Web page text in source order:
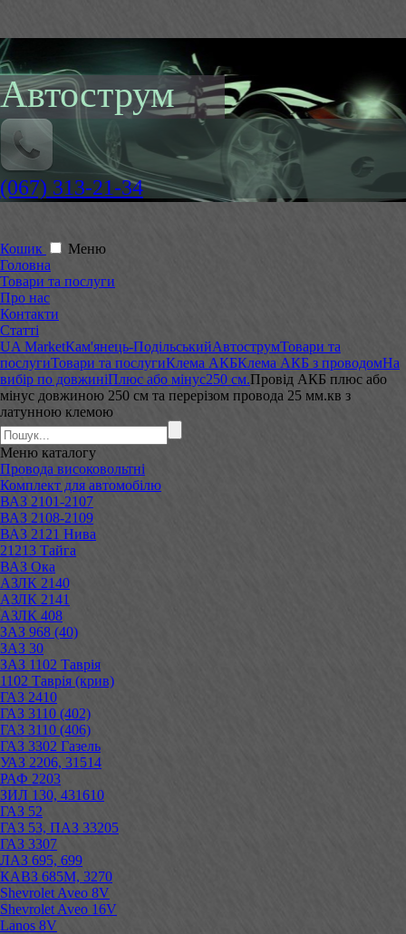
Автострум
(067) 313-21-34
Кошик
Меню
Головна
Товари та послуги
Про нас
Контакти
Статті
UA MarketКам'янець-ПодільськийАвтострумТовари та
послугиТовари та послугиКлема АКБКлема АКБ з проводомНа
вибір по довжиніПлюс або мінус250 см.Провід АКБ плюс або
мінус довжиною 250 см та перерізом провода 25 мм.кв з
латунною клемою
Меню каталогу
Провода високовольтні
Комплект для автомобілю
ВАЗ 2101-2107
ВАЗ 2108-2109
ВАЗ 2121 Нива
21213 Тайга
ВАЗ Ока
АЗЛК 2140
АЗЛК 2141
АЗЛК 408
ЗАЗ 968 (40)
ЗАЗ 30
ЗАЗ 1102 Таврія
1102 Таврія (крив)
ГАЗ 2410
ГАЗ 3110 (402)
ГАЗ 3110 (406)
ГАЗ 3302 Газель
УАЗ 2206, 31514
РАФ 2203
ЗИЛ 130, 431610
ГАЗ 52
ГАЗ 53, ПАЗ 33205
ГАЗ 3307
ЛАЗ 695, 699
КАВЗ 685М, 3270
Shevrolet Aveo 8V
Shevrolet Aveo 16V
Lanos 8V